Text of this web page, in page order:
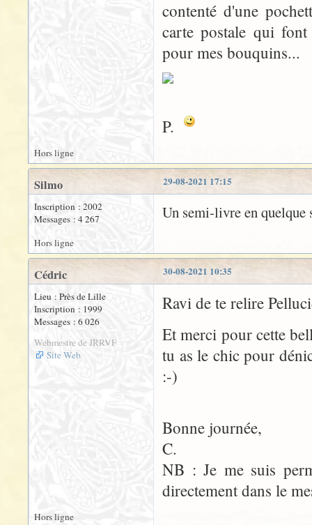
contenté d'une
carte postale qui font
pour mes bouquins...
P.
Hors ligne
29-08-2021 17:15
Silmo
Inscription : 2002
Messages : 4 267
Un semi-livre en
Hors ligne
30-08-2021 10:35
Cédric
Lieu : Près de Lille
Inscription : 1999
Messages : 6 026
Webmestre de JRRVF
Site Web
Ravi de te relire
Et merci pour cette
tu as le chic pour
:-)
Bonne journée,
C.
NB : Je me suis
directement dans le
Hors ligne